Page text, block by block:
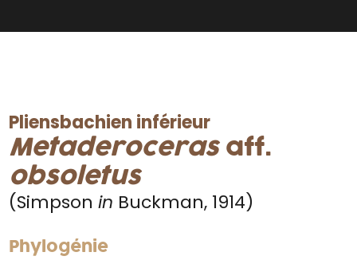
Pliensbachien inférieur
Metaderocerasaff.
obsoletus
(Simpsonin Buckman, 1914)
Phylogénie